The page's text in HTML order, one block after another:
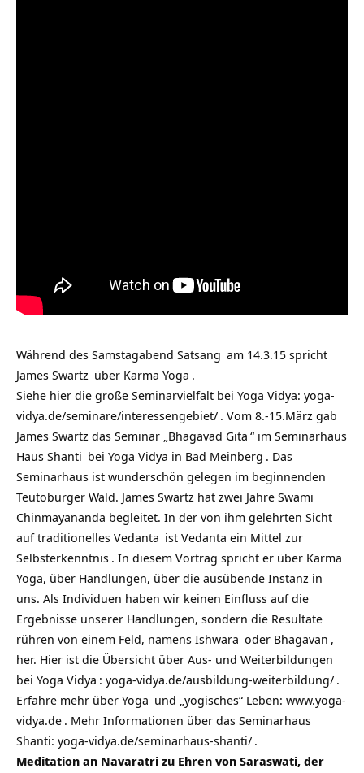
Während des Samstagabend Satsang am 14.3.15 spricht
James Swartz über Karma Yoga .
Siehe hier die große Seminarvielfalt bei Yoga Vidya: yoga-
vidya.de/seminare/interessengebiet/ . Vom 8.-15.März gab
James Swartz das Seminar „Bhagavad Gita “ im Seminarhaus
Haus Shanti bei Yoga Vidya in Bad Meinberg . Das
Seminarhaus ist wunderschön gelegen im beginnenden
Teutoburger Wald. James Swartz hat zwei Jahre Swami
Chinmayananda begleitet. In der von ihm gelehrten Sicht
auf traditionelles Vedanta ist Vedanta ein Mittel zur
Selbsterkenntnis . In diesem Vortrag spricht er über Karma
Yoga, über Handlungen, über die ausübende Instanz in
uns. Als Individuen haben wir keinen Einfluss auf die
Ergebnisse unserer Handlungen, sondern die Resultate
rühren von einem Feld, namens Ishwara oder Bhagavan ,
her. Hier ist die Übersicht über Aus- und Weiterbildungen
bei Yoga Vidya : yoga-vidya.de/ausbildung-weiterbildung/ .
Erfahre mehr über Yoga und „yogisches“ Leben: www.yoga-
vidya.de . Mehr Informationen über das Seminarhaus
Shanti: yoga-vidya.de/seminarhaus-shanti/ .
Meditation an Navaratri zu Ehren von Saraswati, der